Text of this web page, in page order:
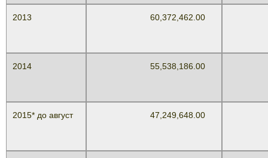
2013 60,372,462.00
2014 55,538,186.00
2015* до август 47,249,648.00